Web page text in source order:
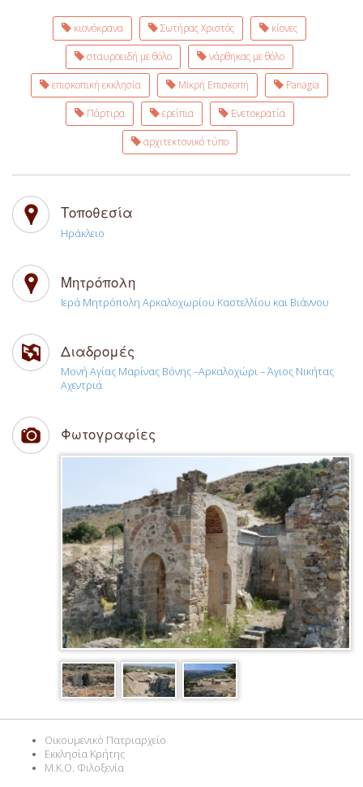
κιονόκρανα Σωτήρας Χριστός κίονες
σταυροειδή με θόλο νάρθηκας με θόλο
επισκοπική εκκλησία ΜΙκρή Επισκοπή Panagia
Πάρτιρα ερείπια Ενετοκρατία
αρχιτεκτονικό τύπο
Τοποθεσία
Ηράκλειο
Μητρόπολη
Ιερά Μητρόπολη Αρκαλοχωρίου Καστελλίου και Βιάννου
Διαδρομές
Μονή Αγίας Μαρίνας Βόνης –Αρκαλοχώρι – Άγιος Νικήτας
Αχεντριά
Φωτογραφίες
Οικουμενικό Πατριαρχείο
Εκκλησία Κρήτης
M.K.O. Φιλοξενία